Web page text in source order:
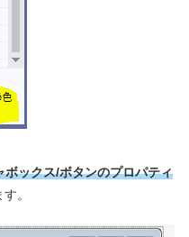
ックス/ボタンのプロパティ
。